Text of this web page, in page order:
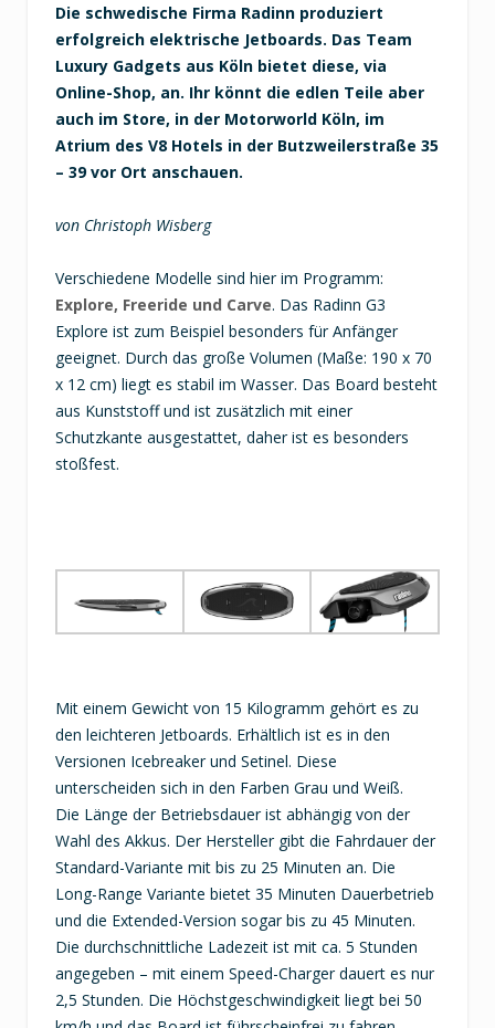
Die schwedische Firma Radinn produziert
erfolgreich elektrische Jetboards. Das Team
Luxury Gadgets aus Köln bietet diese, via
Online-Shop, an. Ihr könnt die edlen Teile aber
auch im Store, in der Motorworld Köln, im
Atrium des V8 Hotels in der Butzweilerstraße 35
– 39 vor Ort anschauen.
von Christoph Wisberg
Verschiedene Modelle sind hier im Programm:
Explore, Freeride und Carve. Das Radinn G3
Explore ist zum Beispiel besonders für Anfänger
geeignet. Durch das große Volumen (Maße: 190 x 70
x 12 cm) liegt es stabil im Wasser. Das Board besteht
aus Kunststoff und ist zusätzlich mit einer
Schutzkante ausgestattet, daher ist es besonders
stoßfest.
Mit einem Gewicht von 15 Kilogramm gehört es zu
den leichteren Jetboards. Erhältlich ist es in den
Versionen Icebreaker und Setinel. Diese
unterscheiden sich in den Farben Grau und Weiß.
Die Länge der Betriebsdauer ist abhängig von der
Wahl des Akkus. Der Hersteller gibt die Fahrdauer der
Standard-Variante mit bis zu 25 Minuten an. Die
Long-Range Variante bietet 35 Minuten Dauerbetrieb
und die Extended-Version sogar bis zu 45 Minuten.
Die durchschnittliche Ladezeit ist mit ca. 5 Stunden
angegeben – mit einem Speed-Charger dauert es nur
2,5 Stunden. Die Höchstgeschwindigkeit liegt bei 50